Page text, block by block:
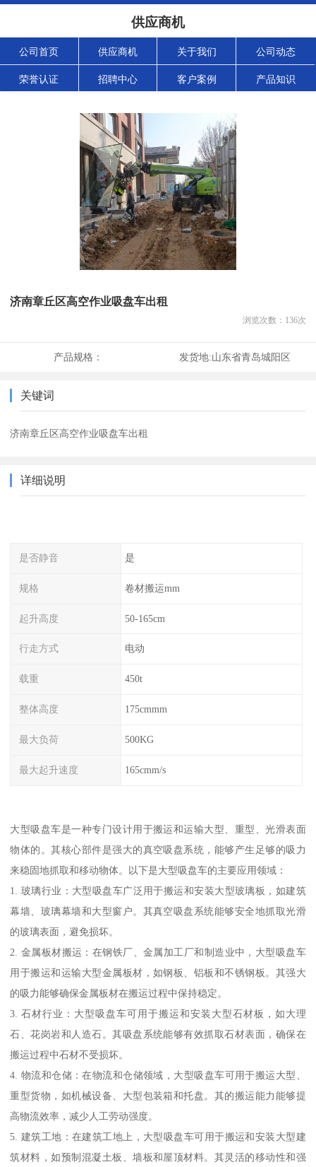
供应商机
公司首页 供应商机 关于我们 公司动态
荣誉认证 招聘中心 客户案例 产品知识
济南章丘区高空作业吸盘车出租
浏览次数： 136次
产品规格： 发货地:山东省青岛城阳区
关键词
济南章丘区高空作业吸盘车出租
详细说明
是否静音 是
规格 卷材搬运mm
起升高度 50-165cm
行走方式 电动
载重 450t
整体高度 175cmmm
最大负荷 500KG
最大起升速度 165cmm/s
大型吸盘车是一种专门设计用于搬运和运输大型、重型、光滑表面
物体的。其核心部件是强大的真空吸盘系统，能够产生足够的吸力
来稳固地抓取和移动物体。以下是大型吸盘车的主要应用领域：
1. 玻璃行业：大型吸盘车广泛用于搬运和安装大型玻璃板，如建筑
幕墙、玻璃幕墙和大型窗户。其真空吸盘系统能够安全地抓取光滑
的玻璃表面，避免损坏。
2. 金属板材搬运：在钢铁厂、金属加工厂和制造业中，大型吸盘车
用于搬运和运输大型金属板材，如钢板、铝板和不锈钢板。其强大
的吸力能够确保金属板材在搬运过程中保持稳定。
3. 石材行业：大型吸盘车可用于搬运和安装大型石材板，如大理
石、花岗岩和人造石。其吸盘系统能够有效抓取石材表面，确保在
搬运过程中石材不受损坏。
4. 物流和仓储：在物流和仓储领域，大型吸盘车可用于搬运大型、
重型货物，如机械设备、大型包装箱和托盘。其的搬运能力能够提
高物流效率，减少人工劳动强度。
5. 建筑工地：在建筑工地上，大型吸盘车可用于搬运和安装大型建
筑材料，如预制混凝土板、墙板和屋顶材料。其灵活的移动性和强